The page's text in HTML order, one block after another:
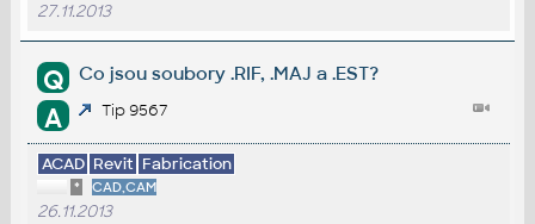
27.11.2013
Q Co jsou soubory .RIF, .MAJ a .EST?
A Tip 9567
ACAD Revit Fabrication
* CAD,CAM
26.11.2013